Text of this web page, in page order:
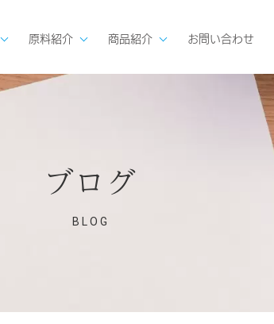
原料紹介 商品紹介 お問い合わせ
ブログ
BLOG